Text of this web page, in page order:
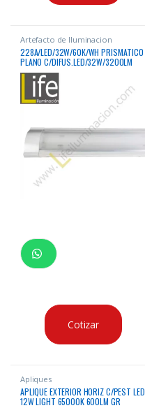
Artefacto de Iluminacion
228A/LED/32W/60K/WH PRISMATICO
PLANO C/DIFUS.LED/32W/3200LM
BLANCO 220
Cotizar
Apliques
APLIQUE EXTERIOR HORIZ C/PEST LED
12W LIGHT 65000K 600LM GR